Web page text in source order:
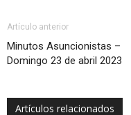
Artículo anterior
Minutos Asuncionistas –
Domingo 23 de abril 2023
Artículos relacionados